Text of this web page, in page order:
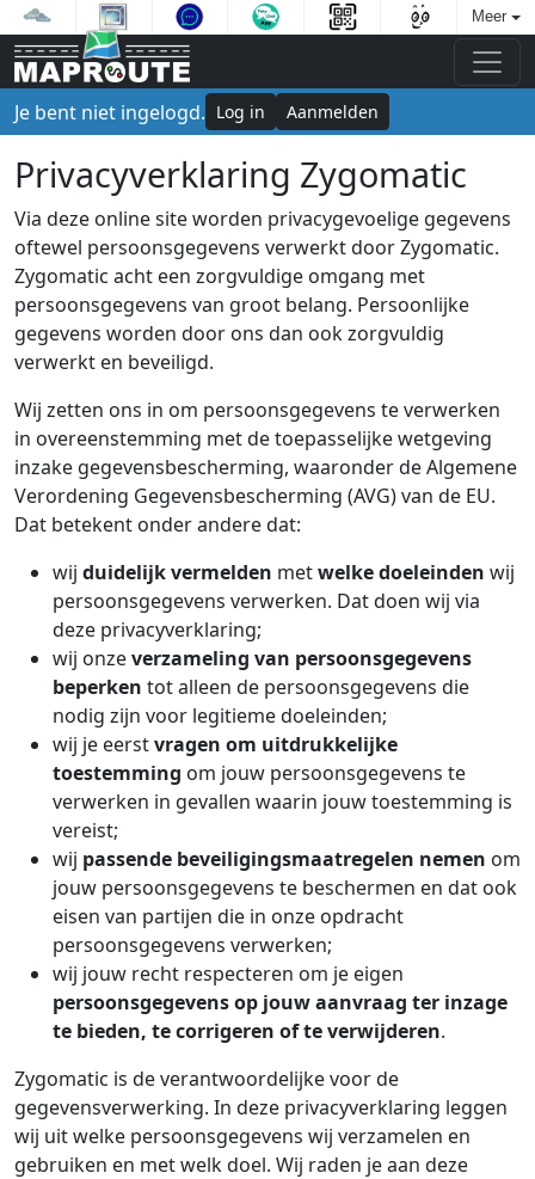
Meer
Je bent niet ingelogd. Log in Aanmelden
Privacyverklaring Zygomatic
Via deze online site worden privacygevoelige gegevens
oftewel persoonsgegevens verwerkt door Zygomatic.
Zygomatic acht een zorgvuldige omgang met
persoonsgegevens van groot belang. Persoonlijke
gegevens worden door ons dan ook zorgvuldig
verwerkt en beveiligd.
Wij zetten ons in om persoonsgegevens te verwerken
in overeenstemming met de toepasselijke wetgeving
inzake gegevensbescherming, waaronder de Algemene
Verordening Gegevensbescherming (AVG) van de EU.
Dat betekent onder andere dat:
wij duidelijk vermelden metwelke doeleinden wij
persoonsgegevens verwerken. Dat doen wij via
deze privacyverklaring;
wij onzeverzameling van persoonsgegevens
beperken tot alleen de persoonsgegevens die
nodig zijn voor legitieme doeleinden;
wij je eerstvragen om uitdrukkelijke
toestemming om jouw persoonsgegevens te
verwerken in gevallen waarin jouw toestemming is
vereist;
wij passende beveiligingsmaatregelen nemen om
jouw persoonsgegevens te beschermen en dat ook
eisen van partijen die in onze opdracht
persoonsgegevens verwerken;
wij jouw recht respecteren om je eigen
persoonsgegevens op jouw aanvraag ter inzage
te bieden, te corrigeren of te verwijderen.
Zygomatic is de verantwoordelijke voor de
gegevensverwerking. In deze privacyverklaring leggen
wij uit welke persoonsgegevens wij verzamelen en
gebruiken en met welk doel. Wij raden je aan deze